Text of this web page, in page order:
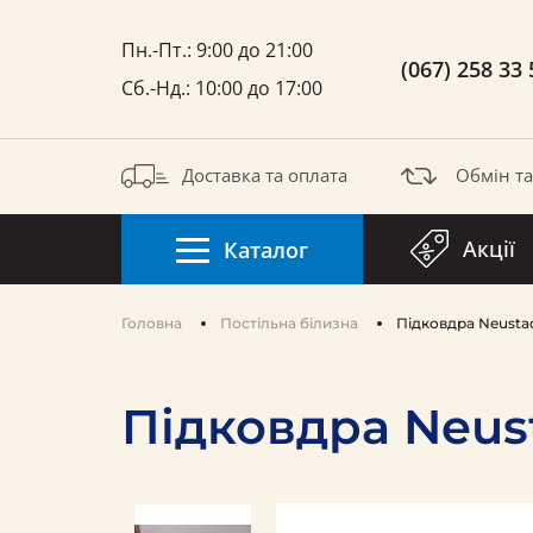
Пн.-Пт.: 9:00 до 21:00
Сб.-Нд.: 10:00 до 17:00
(067) 258 33
Доставка та оплата Обмін
Каталог Акції
Головна Постільна білизна Підковдра
Підковдра